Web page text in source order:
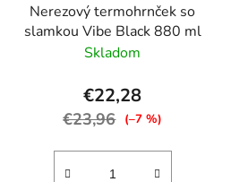
Nerezový termohrnček so
slamkou Vibe Black 880 ml
Skladom
€22,28
€23,96 (–7 %)